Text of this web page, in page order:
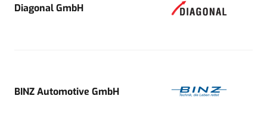
Diagonal GmbH
BINZ Automotive GmbH